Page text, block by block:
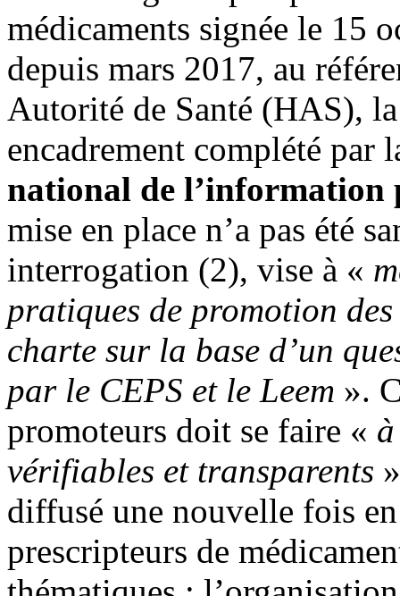
médicaments signée le 15
depuis mars 2017, au
Autorité de Santé (HAS),
encadrement complété par
national de l’information
mise en place n’a pas été
interrogation (2), vise à «
pratiques de promotion
charte sur la base d’un
par le CEPS et le Leem ».
promoteurs doit se faire «
vérifiables et transparents
diffusé une nouvelle fois
prescripteurs de